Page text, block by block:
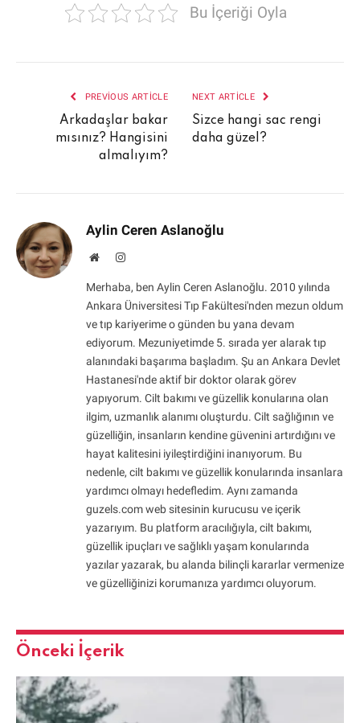
Bu İçeriği Oyla
PREVIOUS ARTICLE
Arkadaşlar bakar
mısınız? Hangisini
almalıyım?
NEXT ARTICLE
Sizce hangi sac rengi
daha güzel?
Aylin Ceren Aslanoğlu
WebsiteInstagram
Merhaba, ben Aylin Ceren Aslanoğlu. 2010 yılında
Ankara Üniversitesi Tıp Fakültesi'nden mezun oldum
ve tıp kariyerime o günden bu yana devam
ediyorum. Mezuniyetimde 5. sırada yer alarak tıp
alanındaki başarıma başladım. Şu an Ankara Devlet
Hastanesi'nde aktif bir doktor olarak görev
yapıyorum. Cilt bakımı ve güzellik konularına olan
ilgim, uzmanlık alanımı oluşturdu. Cilt sağlığının ve
güzelliğin, insanların kendine güvenini artırdığını ve
hayat kalitesini iyileştirdiğini inanıyorum. Bu
nedenle, cilt bakımı ve güzellik konularında insanlara
yardımcı olmayı hedefledim. Aynı zamanda
guzels.com web sitesinin kurucusu ve içerik
yazarıyım. Bu platform aracılığıyla, cilt bakımı,
güzellik ipuçları ve sağlıklı yaşam konularında
yazılar yazarak, bu alanda bilinçli kararlar vermenize
ve güzelliğinizi korumanıza yardımcı oluyorum.
Önceki İçerik